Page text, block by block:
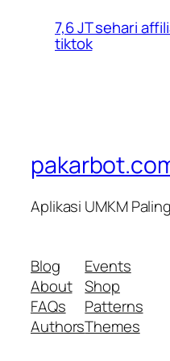
7,6 JT sehari
tiktok
Aplikasi UMKM
Blog
About
FAQs
Authors
Events
Shop
Patterns
Themes